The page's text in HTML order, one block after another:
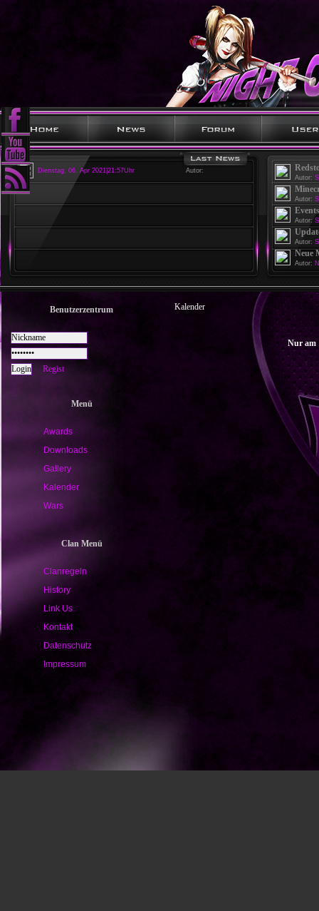
Dienstag, 06. Apr 2021|21:57Uhr Autor:
Autor:
Autor:
Autor:
Autor:
Neue
Autor:
Benutzerzentrum
Regist
Menü
Awards
Downloads
Gallery
Kalender
Wars
Clan Menü
Clanregeln
History
Link Us
Kontakt
Datenschutz
Impressum
Kalender
Nur am